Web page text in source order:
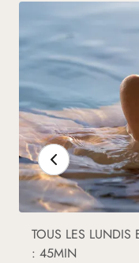
TOUS LES LUNDIS
: 45MIN